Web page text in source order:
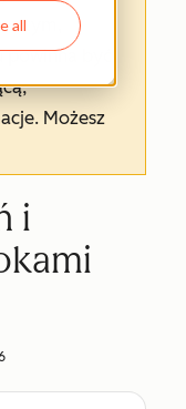
all
z tym,
być
Możesz
i